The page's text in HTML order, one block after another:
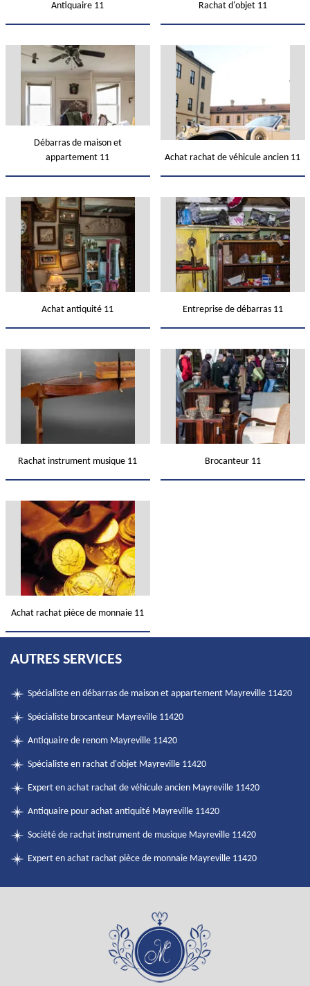
Antiquaire 11 Rachat d'objet 11
Débarras de maison et
appartement 11
Achat rachat de véhicule ancien 11
Achat antiquité 11 Entreprise de débarras 11
Rachat instrument musique 11 Brocanteur 11
Achat rachat pièce de monnaie 11
AUTRES SERVICES
Spécialiste en débarras de maison et appartement Mayreville 11420
Spécialiste brocanteur Mayreville 11420
Antiquaire de renom Mayreville 11420
Spécialiste en rachat d'objet Mayreville 11420
Expert en achat rachat de véhicule ancien Mayreville 11420
Antiquaire pour achat antiquité Mayreville 11420
Société de rachat instrument de musique Mayreville 11420
Expert en achat rachat pièce de monnaie Mayreville 11420